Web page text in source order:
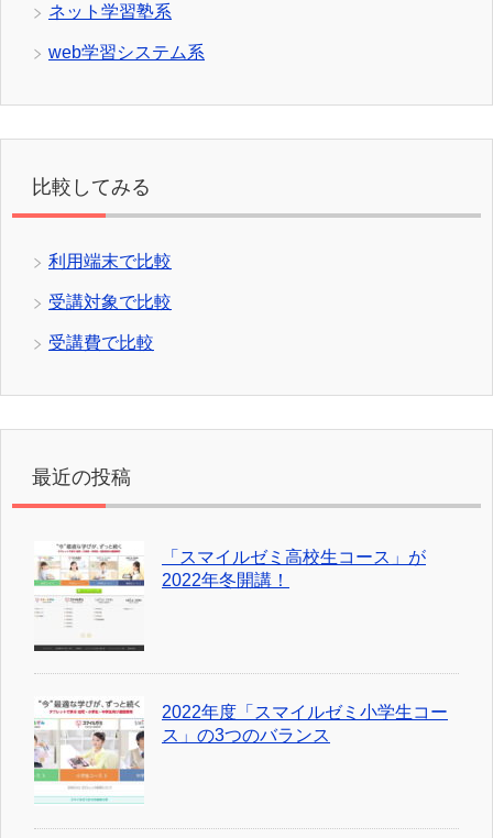
ネット学習塾系
web学習システム系
比較してみる
利用端末で比較
受講対象で比較
受講費で比較
最近の投稿
「スマイルゼミ高校生コース」が
2022年冬開講！
2022年度「スマイルゼミ小学生コー
ス」の3つのバランス